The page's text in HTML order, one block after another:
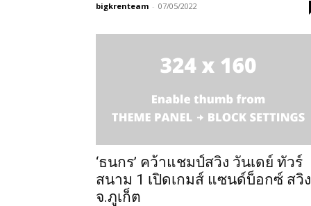
bigkrenteam - 07/05/2022
‘ธนกร’ คว้าแชมป์สวิง วันเดย์ ทัวร์
สนาม 1 เปิดเกมส์ แซนด์บ็อกซ์ สวิง
จ.ภูเก็ต